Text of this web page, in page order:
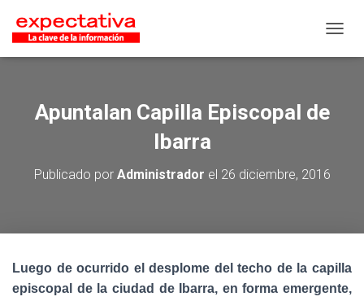
Apuntalan Capilla Episcopal de
Ibarra
Publicado por Administrador el 26 diciembre, 2016
Luego de ocurrido el desplome del techo de la capilla
episcopal de la ciudad de Ibarra, en forma emergente,